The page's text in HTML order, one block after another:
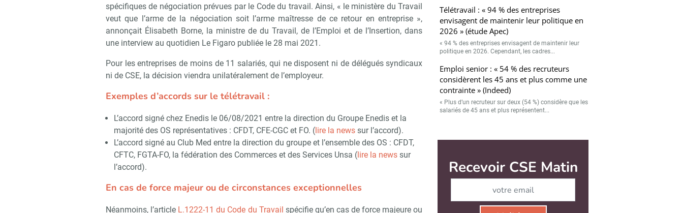
spécifiques de négociation prévues par le Code du travail. Ainsi, « le ministère du Travail
veut que l’arme de la négociation soit l’arme maîtresse de ce retour en entreprise »,
annonçait Élisabeth Borne, la ministre de du Travail, de l’Emploi et de l’Insertion, dans
une interview au quotidien Le Figaro publiée le 28 mai 2021.
Pour les entreprises de moins de 11 salariés, qui ne disposent ni de délégués syndicaux
ni de CSE, la décision viendra unilatéralement de l’employeur.
Exemples d’accords sur le télétravail :
L’accord signé chez Enedis le 06/08/2021 entre la direction du Groupe Enedis et la
majorité des OS représentatives : CFDT, CFE-CGC et FO. (lire la newssur l’accord).
L’accord signé au Club Med entre la direction du groupe et l’ensemble des OS : CFDT,
CFTC, FGTA-FO, la fédération des Commerces et des Services Unsa (lire la newssur
l’accord).
En cas de force majeur ou de circonstances exceptionnelles
Néanmoins, l’article L.1222-11 du Code du Travail spécifie qu’en cas de force majeure ou
Télétravail : « 94 % des entreprises
envisagent de maintenir leur politique en
2026 » (étude Apec)
« 94 % des entreprises envisagent de maintenir leur
politique en 2026. Cependant, les cadres...
Emploi senior : « 54 % des recruteurs
considèrent les 45 ans et plus comme une
contrainte » (Indeed)
« Plus d’un recruteur sur deux (54 %) considère que les
salariés de 45 ans et plus représentent...